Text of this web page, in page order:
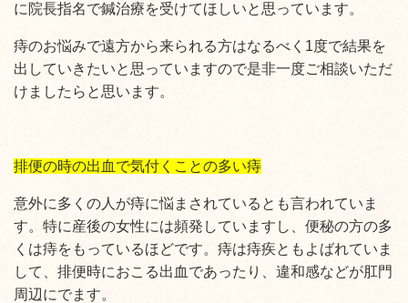
に院長指名で鍼治療を受けてほしいと思っています。
痔のお悩みで遠方から来られる方はなるべく1度で結果を
出していきたいと思っていますので是非一度ご相談いただ
けましたらと思います。
排便の時の出血で気付くことの多い痔
意外に多くの人が痔に悩まされているとも言われていま
す。特に産後の女性には頻発していますし、便秘の方の多
くは痔をもっているほどです。痔は痔疾ともよばれていま
して、排便時におこる出血であったり、違和感などが肛門
周辺にでます。